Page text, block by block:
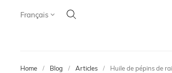
Language
Français Cherchez
CHERCHEZ
Home Blog Articles Huile de pépins de